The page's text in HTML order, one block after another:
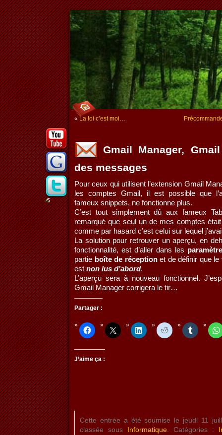
« La loi c’est moi…
Gmail Manager,
des messages
Pour ceux qui utilisent l’extension Gmail
les comptes Gmail, il est possible que
fameux snippets, ne fonctionne plus.
C’est tout simplement dû aux fameux
remarqué que seul un de mes comptes
comme par hasard c’est celui sur lequel
La solution pour retrouver un aperçu, en
fonctionnalité, est d’aller dans les
partie boîte de réceptionet de définir que le
est non lus d’abord.
L’aperçu sera à nouveau fonctionnel.
Gmail Manager corrigera le tir…
Partager :
J’aime ça :
Cette entrée a été soumise le jeudi 11
classée sous
Informatique. Catégories :